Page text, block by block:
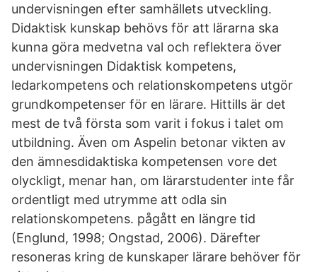
undervisningen efter samhällets utveckling.
Didaktisk kunskap behövs för att lärarna ska
kunna göra medvetna val och reflektera över
undervisningen Didaktisk kompetens,
ledarkompetens och relationskompetens utgör
grundkompetenser för en lärare. Hittills är det
mest de två första som varit i fokus i talet om
utbildning. Även om Aspelin betonar vikten av
den ämnesdidaktiska kompetensen vore det
olyckligt, menar han, om lärarstudenter inte får
ordentligt med utrymme att odla sin
relationskompetens. pågått en längre tid
(Englund, 1998; Ongstad, 2006). Därefter
resoneras kring de kunskaper lärare behöver för